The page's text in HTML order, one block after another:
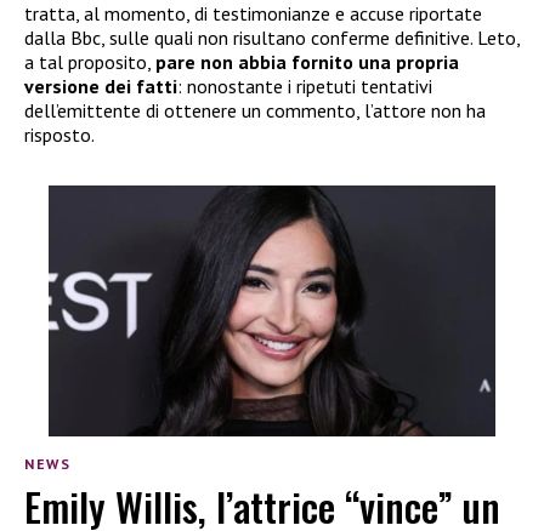
tratta, al momento, di testimonianze e accuse riportate
dalla Bbc, sulle quali non risultano conferme definitive. Leto,
a tal proposito, pare non abbia fornito una propria
versione dei fatti: nonostante i ripetuti tentativi
dell’emittente di ottenere un commento, l’attore non ha
risposto.
NEWS
Emily Willis, l’attrice “vince” un